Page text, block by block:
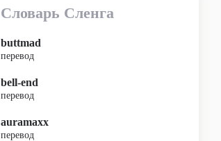
Словарь Сленга
buttmad
перевод
bell-end
перевод
auramaxx
перевод